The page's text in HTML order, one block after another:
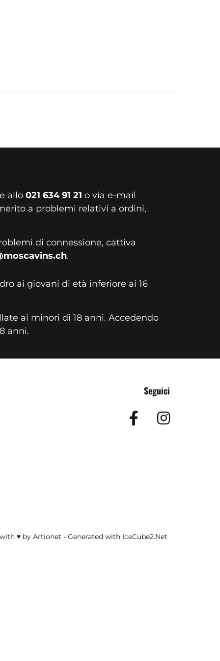
allo 021 634 91 21 o via e-mail
a problemi relativi a ordini,
di connessione, cattiva
.
ai giovani di età inferiore ai 16
ai minori di 18 anni. Accedendo
anni.
Seguici
Facebook
♥ by Artionet - Generated with IceCube2.Net